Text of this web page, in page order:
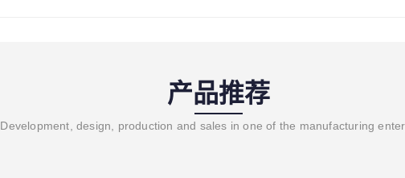
产品推荐
Development, design, production and sales in one of the manufacturing